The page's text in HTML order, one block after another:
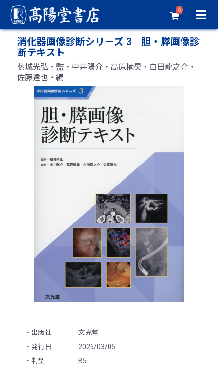
0
消化器画像診断シリーズ 3 胆・膵画像診
断テキスト
藤城光弘・監・中井陽介・高原楠昊・白田龍之介・
佐藤達也・編
出版社
文光堂
発行日
2026/03/05
判型
B5